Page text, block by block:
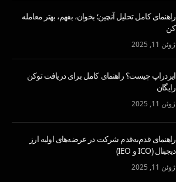
راهنمای کامل تحلیل آنچین؛ بخوان، بفهم، بهتر معامله
کن
ژوئن 11, 2025
ایردراپ چیست؟ راهنمای کامل برای دریافت توکن
رایگان
ژوئن 11, 2025
راهنمای قدم‌به‌قدم شرکت در عرضه‌های اولیه ارز
دیجیتال (ICO و IEO)
ژوئن 11, 2025